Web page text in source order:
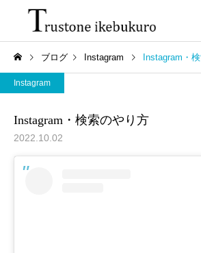
ブログ Instagram Instagram・
Instagram
Instagram・検索のやり方
2022.10.02